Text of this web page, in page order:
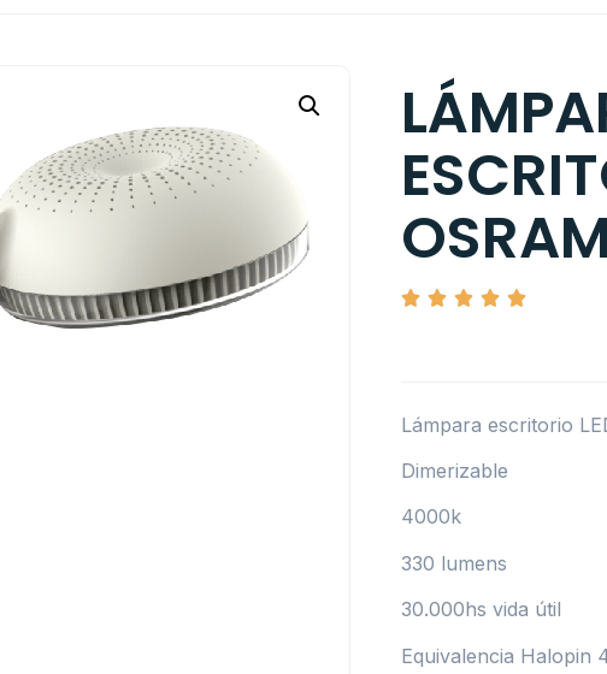
OSRAM
Lámpara escritorio
Dimerizable
4000k
330 lumens
30.000hs vida útil
Equivalencia Halopin